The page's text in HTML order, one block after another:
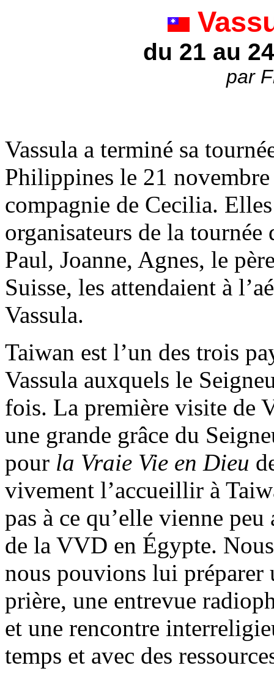
du 21 au
par
Vassula a terminé sa
Philippines le 21
compagnie de Cecilia.
organisateurs de la
Paul, Joanne, Agnes, le
Suisse, les attendaient à
Vassula.
Taiwan est l’un des trois
Vassula auxquels le
fois. La première visite de
une grande grâce du
pour la Vraie Vie en Dieu
vivement l’accueillir à
pas à ce qu’elle vienne
de la VVD en Égypte.
nous pouvions lui préparer
prière, une entrevue
et une rencontre
temps et avec des